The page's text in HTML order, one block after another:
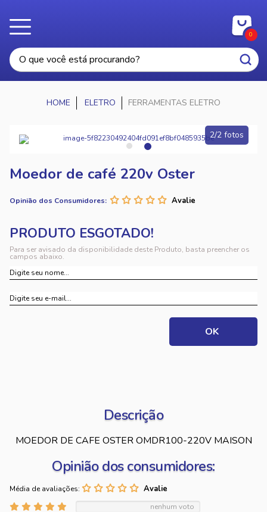
0
ELETRO FERRAMENTAS ELETRO
2/2 fotos
Moedor de café 220v Oster
Opinião dos Consumidores:
Para ser avisado da disponibilidade deste Produto, basta preencher os
campos abaixo.
Descrição
MOEDOR DE CAFE OSTER OMDR100-220V MAISON
Opinião dos consumidores:
Média de avaliações:
nenhum voto